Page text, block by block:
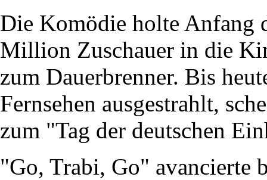
Die Komödie holte Anfang
Million Zuschauer in die
zum Dauerbrenner. Bis
Fernsehen ausgestrahlt,
zum "Tag der deutschen
"Go, Trabi, Go" avancierte